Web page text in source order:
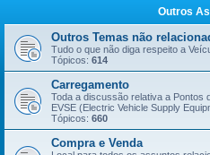
Outros
Outros Temas não
Tudo o que não diga respeito a
Tópicos: 614
Carregamento
Toda a discussão relativa a Pontos
EVSE (Electric Vehicle Supply
Tópicos: 660
Compra e Venda